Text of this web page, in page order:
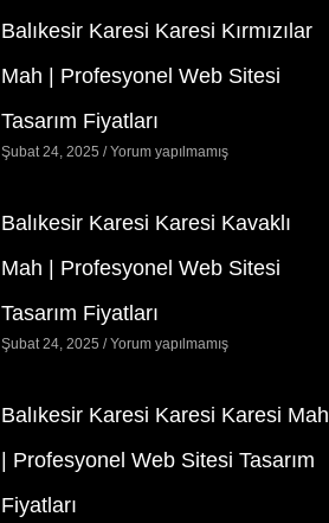
Balıkesir Karesi Karesi Kırmızılar
Mah | Profesyonel Web Sitesi
Tasarım Fiyatları
Şubat 24, 2025 Yorum yapılmamış
Balıkesir Karesi Karesi Kavaklı
Mah | Profesyonel Web Sitesi
Tasarım Fiyatları
Şubat 24, 2025 Yorum yapılmamış
Balıkesir Karesi Karesi Karesi Mah
| Profesyonel Web Sitesi Tasarım
Fiyatları